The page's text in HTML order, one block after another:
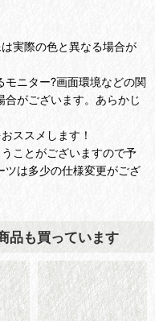
実際の色と異なる場合が
ニター?画面環境などの関
がございます。あらかじ
ススメします！
ことがございますので予
ツは多少の仕様変更がござ
品も買っています